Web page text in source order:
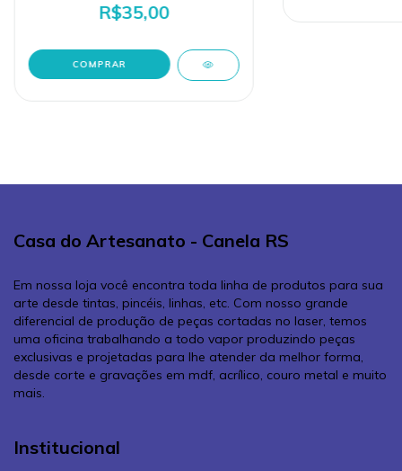
R$35,00
Casa do Artesanato - Canela RS
Em nossa loja você encontra toda linha de produtos para sua
arte desde tintas, pincéis, linhas, etc. Com nosso grande
diferencial de produção de peças cortadas no laser, temos
uma oficina trabalhando a todo vapor produzindo peças
exclusivas e projetadas para lhe atender da melhor forma,
desde corte e gravações em mdf, acrílico, couro metal e muito
mais.
Institucional